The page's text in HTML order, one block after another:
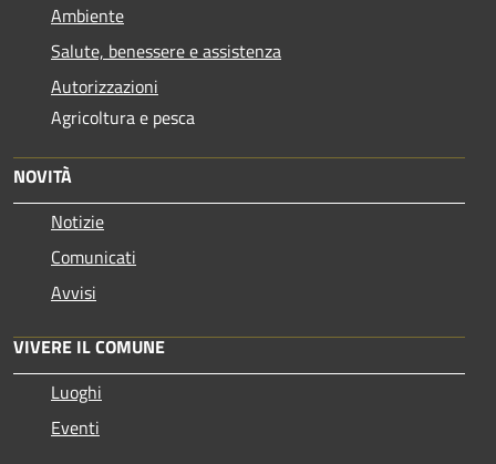
Ambiente
Salute, benessere e assistenza
Autorizzazioni
Agricoltura e pesca
NOVITÀ
Notizie
Comunicati
Avvisi
VIVERE IL COMUNE
Luoghi
Eventi